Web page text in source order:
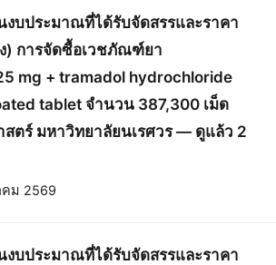
งบประมาณที่ได้รับจัดสรรและราคา
) การจัดซื้อเวชภัณฑ์ยา
mg + tramadol hydrochloride
tablet จำนวน 387,300 เม็ด
ตร์ มหาวิทยาลัยนเรศวร — ดูแล้ว 2
ม 2569
งบประมาณที่ได้รับจัดสรรและราคา